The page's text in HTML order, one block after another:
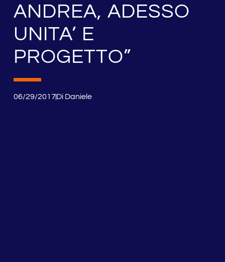
ANDREA, ADESSO
UNITA’ E
PROGETTO”
06/29/2017DiDaniele